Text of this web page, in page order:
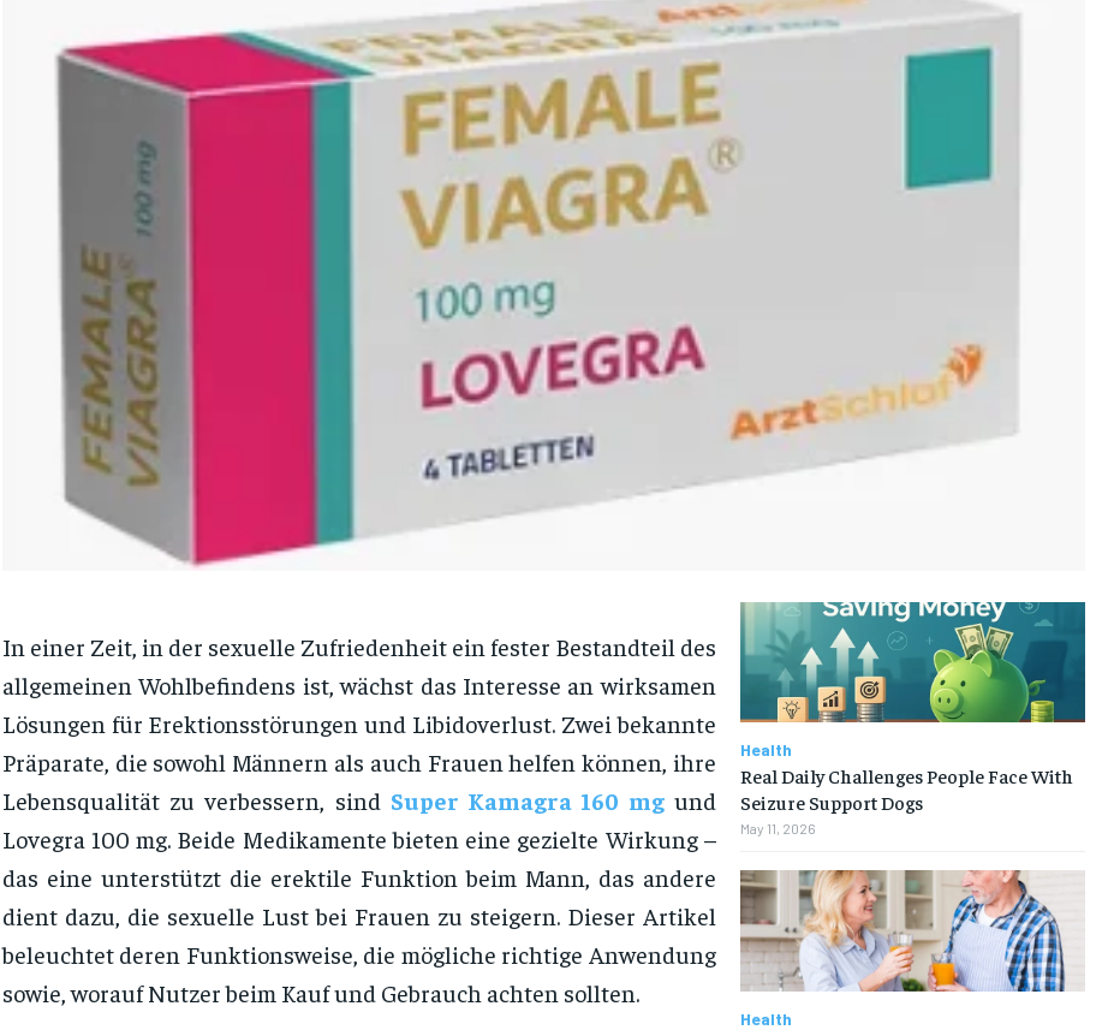
In einer Zeit, in der sexuelle Zufriedenheit ein fester Bestandteil des
allgemeinen Wohlbefindens ist, wächst das Interesse an wirksamen
Lösungen für Erektionsstörungen und Libidoverlust. Zwei bekannte
Präparate, die sowohl Männern als auch Frauen helfen können, ihre
Lebensqualität zu verbessern, sind Super Kamagra 160 mgund
Lovegra 100 mg. Beide Medikamente bieten eine gezielte Wirkung –
das eine unterstützt die erektile Funktion beim Mann, das andere
dient dazu, die sexuelle Lust bei Frauen zu steigern. Dieser Artikel
beleuchtet deren Funktionsweise, die mögliche richtige Anwendung
sowie, worauf Nutzer beim Kauf und Gebrauch achten sollten.
Health
Real Daily Challenges People Face With
Seizure Support Dogs
May 11, 2026
Health